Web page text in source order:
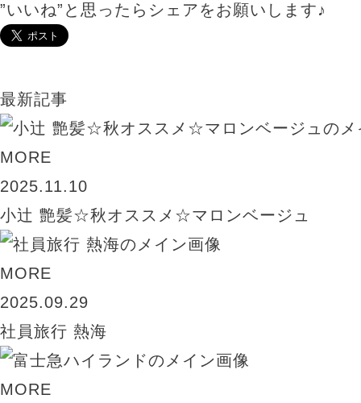
”いいね”と思ったらシェアをお願いします♪
最新記事
MORE
2025.11.10
小辻 艶髪☆秋オススメ☆マロンベージュ
MORE
2025.09.29
社員旅行 熱海
MORE